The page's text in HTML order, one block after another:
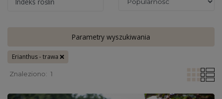
Parametry wyszukiwania
Erianthus - trawa
Znaleziono: 1